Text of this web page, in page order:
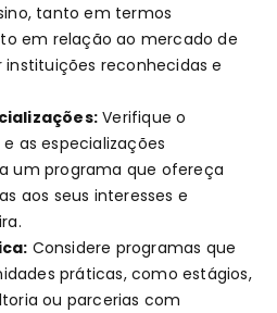
tanto em termos
em relação ao mercado de
instituições reconhecidas e
Verifique o
as especializações
um programa que ofereça
aos seus interesses e
Considere programas que
práticas, como estágios,
ou parcerias com